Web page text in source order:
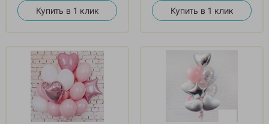
Купить в 1 клик Купить в 1 клик